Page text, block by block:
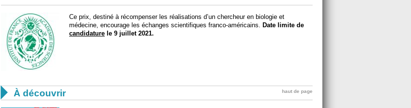
Ce prix, destiné à récompenser les réalisations d’un chercheur en biologie et
médecine, encourage les échanges scientifiques franco-américains. Date limite de
candidature le 9 juillet 2021.
 À découvrir haut de page